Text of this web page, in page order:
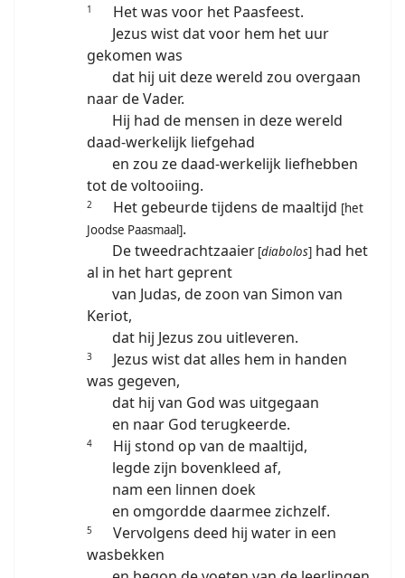
1
Het was voor het Paasfeest.
Jezus wist dat voor hem het uur
gekomen was
dat hij uit deze wereld zou overgaan
naar de Vader.
Hij had de mensen in deze wereld
daad-werkelijk liefgehad
en zou ze daad-werkelijk liefhebben
tot de voltooiing.
2 Het gebeurde tijdens de maaltijd [het
Joodse Paasmaal].
De tweedrachtzaaier [diabolos] had het
al in het hart geprent
van Judas, de zoon van Simon van
Keriot,
dat hij Jezus zou uitleveren.
3
Jezus wist dat alles hem in handen
was gegeven,
dat hij van God was uitgegaan
en naar God terugkeerde.
4
Hij stond op van de maaltijd,
legde zijn bovenkleed af,
nam een linnen doek
en omgordde daarmee zichzelf.
5
Vervolgens deed hij water in een
wasbekken